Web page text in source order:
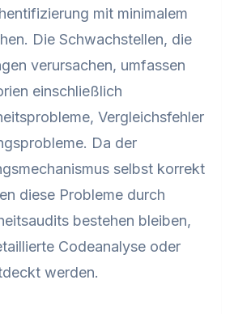
mit minimalem
Die Schwachstellen, die
verursachen, umfassen
einschließlich
Vergleichsfehler
Da der
selbst korrekt
diese Probleme durch
bestehen bleiben,
Codeanalyse oder
werden.